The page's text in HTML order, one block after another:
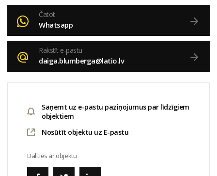
Čatot
Whatsapp
Rakstīt e-pastu
daiga.blumberga@latio.lv
Saņemt uz e-pastu paziņojumus par līdzīgiem
objektiem
Nosūtīt objektu uz E-pastu
Dalīties ar objektu